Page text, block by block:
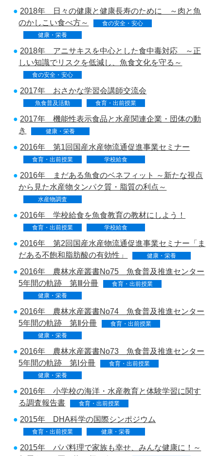
2018年 日々の健康と健康長寿のために ～肉と魚
のかしこい食べ方～
食の安全・安心
健康・栄養
2018年 アニサキスを中心とした食中毒対応 ～正
しい知識でリスクを低減し、魚食文化を守る～
食の安全・安心
2017年 おさかな学習会講師交流会
魚食普及活動 食育・出前授業
2017年 機能性表示食品と水産関連企業・団体の動
き
健康・栄養
2016年 第1回国産水産物流通促進事業セミナー
食育・出前授業 学校給食
2016年 まだある魚食のベネフィット ～新たな視点
から見た水産物タンパク質・脂質の利点～
水産物調査
2016年 学校給食を魚食教育の教材にしよう！
食育・出前授業 学校給食
2016年 第2回国産水産物流通促進事業セミナー「ま
だある不飽和脂肪酸の有効性」
健康・栄養
2016年 農林水産叢書No75 魚食普及推進センター
5年間の軌跡 第Ⅲ分冊
食育・出前授業
健康・栄養
2016年 農林水産叢書No74 魚食普及推進センター
5年間の軌跡 第Ⅱ分冊
食育・出前授業
健康・栄養
2016年 農林水産叢書No73 魚食普及推進センター
5年間の軌跡 第Ⅰ分冊
食育・出前授業
健康・栄養
2016年 小学校の海洋・水産教育と体験学習に関す
る調査報告書
食育・出前授業
2015年 DHA科学の国際シンポジウム
食育・出前授業 健康・栄養
2015年 パパ料理で家族も幸せ、みんな健康に！～